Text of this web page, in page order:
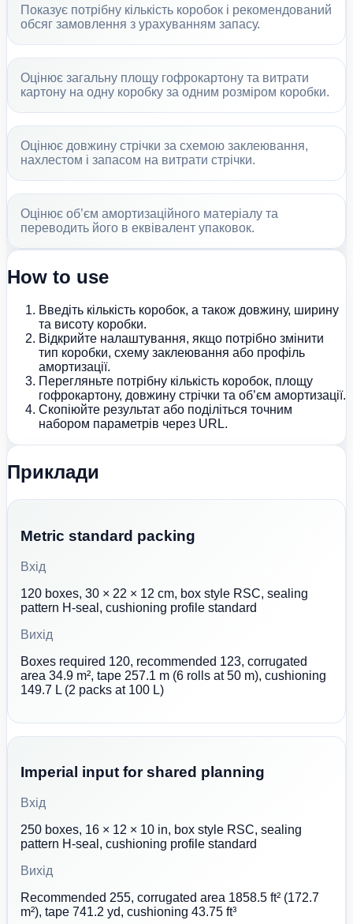
Показує потрібну кількість коробок і рекомендований
обсяг замовлення з урахуванням запасу.
Оцінює загальну площу гофрокартону та витрати
картону на одну коробку за одним розміром коробки.
Оцінює довжину стрічки за схемою заклеювання,
нахлестом і запасом на витрати стрічки.
Оцінює об’єм амортизаційного матеріалу та
переводить його в еквівалент упаковок.
How to use
Введіть кількість коробок, а також довжину, ширину
та висоту коробки.
Відкрийте налаштування, якщо потрібно змінити
тип коробки, схему заклеювання або профіль
амортизації.
Перегляньте потрібну кількість коробок, площу
гофрокартону, довжину стрічки та об’єм амортизації.
Скопіюйте результат або поділіться точним
набором параметрів через URL.
Приклади
Metric standard packing
Вхід
120 boxes, 30 × 22 × 12 cm, box style RSC, sealing
pattern H-seal, cushioning profile standard
Вихід
Boxes required 120, recommended 123, corrugated
area 34.9 m², tape 257.1 m (6 rolls at 50 m), cushioning
149.7 L (2 packs at 100 L)
Imperial input for shared planning
Вхід
250 boxes, 16 × 12 × 10 in, box style RSC, sealing
pattern H-seal, cushioning profile standard
Вихід
Recommended 255, corrugated area 1858.5 ft² (172.7
m²), tape 741.2 yd, cushioning 43.75 ft³